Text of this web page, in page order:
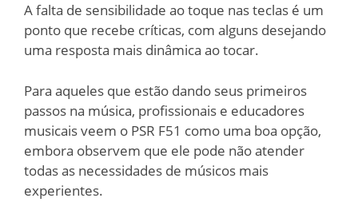
A falta de sensibilidade ao toque nas teclas é um
ponto que recebe críticas, com alguns desejando
uma resposta mais dinâmica ao tocar.
Para aqueles que estão dando seus primeiros
passos na música, profissionais e educadores
musicais veem o PSR F51 como uma boa opção,
embora observem que ele pode não atender
todas as necessidades de músicos mais
experientes.